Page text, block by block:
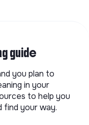
guide
you plan to
in your
to help you
find your way.